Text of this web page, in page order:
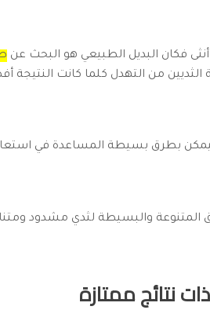
فكان البديل الطبيعي هو البحث عن
الثديين من التهدل كلما كانت النتيجة
فيمكن بطرق بسيطة المساعدة في
والبسيطة لثدي مشدود
نتائج ممتازة